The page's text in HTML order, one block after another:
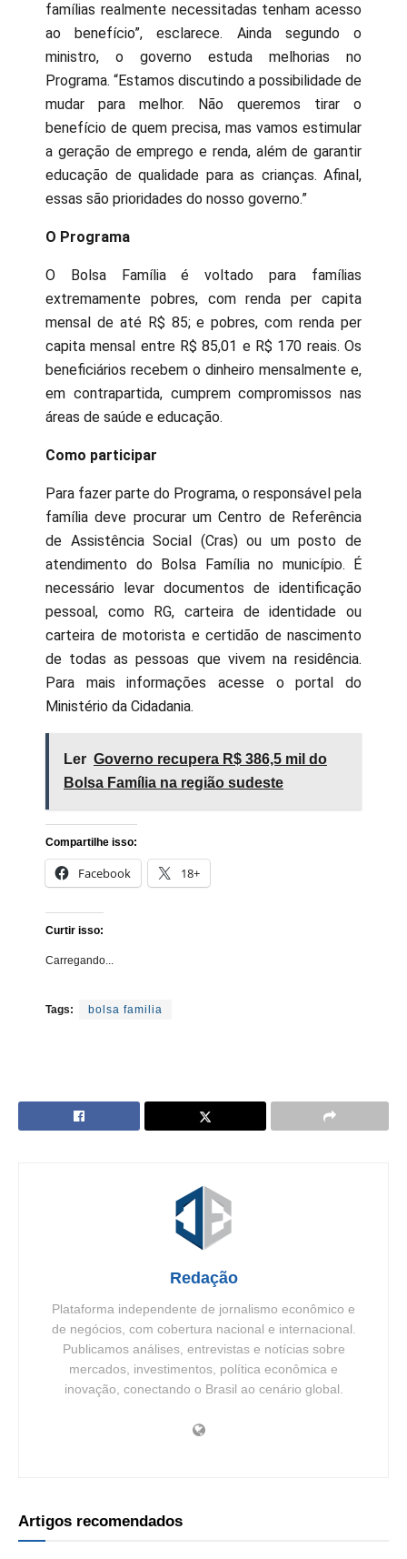
famílias realmente necessitadas tenham acesso
ao benefício”, esclarece. Ainda segundo o
ministro, o governo estuda melhorias no
Programa. “Estamos discutindo a possibilidade de
mudar para melhor. Não queremos tirar o
benefício de quem precisa, mas vamos estimular
a geração de emprego e renda, além de garantir
educação de qualidade para as crianças. Afinal,
essas são prioridades do nosso governo.”
O Programa
O Bolsa Família é voltado para famílias
extremamente pobres, com renda per capita
mensal de até R$ 85; e pobres, com renda per
capita mensal entre R$ 85,01 e R$ 170 reais. Os
beneficiários recebem o dinheiro mensalmente e,
em contrapartida, cumprem compromissos nas
áreas de saúde e educação.
Como participar
Para fazer parte do Programa, o responsável pela
família deve procurar um Centro de Referência
de Assistência Social (Cras) ou um posto de
atendimento do Bolsa Família no município. É
necessário levar documentos de identificação
pessoal, como RG, carteira de identidade ou
carteira de motorista e certidão de nascimento
de todas as pessoas que vivem na residência.
Para mais informações acesse o portal do
Ministério da Cidadania.
Ler Governo recupera R$ 386,5 mil do
Bolsa Família na região sudeste
Compartilhe isso:
Facebook 18+
Curtir isso:
Carregando...
Tags: bolsa familia
Redação
Plataforma independente de jornalismo econômico e
de negócios, com cobertura nacional e internacional.
Publicamos análises, entrevistas e notícias sobre
mercados, investimentos, política econômica e
inovação, conectando o Brasil ao cenário global.
Artigos recomendados